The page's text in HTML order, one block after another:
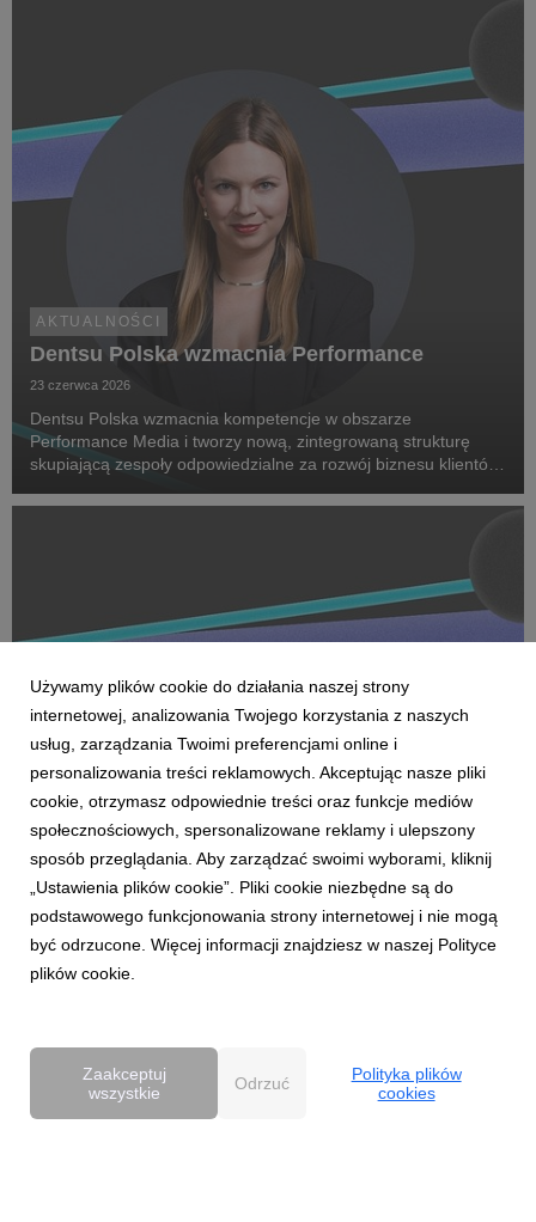
AKTUALNOŚCI
Dentsu Polska wzmacnia Performance
23 czerwca 2026
Dentsu Polska wzmacnia kompetencje w obszarze
Performance Media i tworzy nową, zintegrowaną strukturę
skupiającą zespoły odpowiedzialne za rozwój biznesu klientów
Na czele nowego obszaru stanęła Marta Bińczyk jako H...
AKTUALNOŚCI
Dentsu wzmacnia kompetencje Business
Transformation w Polsce
27 kwietnia 2026
Dentsu rozwija w Polsce kompetencje Business
Transformation (BX), wzmacniając swoją pozycję w obszarze
transformacji biznesowej w erze AI. Zespół BX, którym
Używamy plików cookie do działania naszej strony
internetowej, analizowania Twojego korzystania z naszych
usług, zarządzania Twoimi preferencjami online i
personalizowania treści reklamowych. Akceptując nasze pliki
cookie, otrzymasz odpowiednie treści oraz funkcje mediów
społecznościowych, spersonalizowane reklamy i ulepszony
sposób przeglądania. Aby zarządzać swoimi wyborami, kliknij
„Ustawienia plików cookie”. Pliki cookie niezbędne są do
podstawowego funkcjonowania strony internetowej i nie mogą
być odrzucone. Więcej informacji znajdziesz w naszej Polityce
plików cookie.
Zaakceptuj
wszystkie
Odrzuć
Polityka plików
cookies